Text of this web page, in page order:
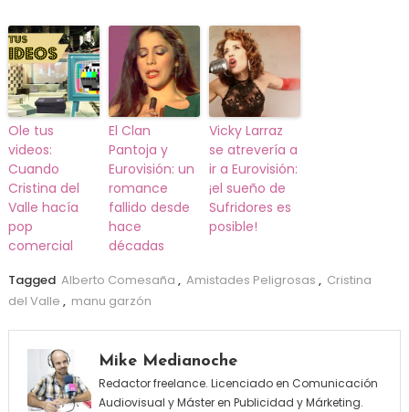
Ole tus
videos:
Cuando
Cristina del
Valle hacía
pop
comercial
El Clan
Pantoja y
Eurovisión: un
romance
fallido desde
hace
décadas
Vicky Larraz
se atrevería a
ir a Eurovisión:
¡el sueño de
Sufridores es
posible!
Tagged Alberto Comesaña , Amistades Peligrosas , Cristina
del Valle , manu garzón
Mike Medianoche
Redactor freelance. Licenciado en Comunicación
Audiovisual y Máster en Publicidad y Márketing.